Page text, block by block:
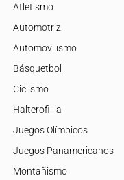
Atletismo
Automotriz
Automovilismo
Básquetbol
Ciclismo
Halterofillia
Juegos Olímpicos
Juegos Panamericanos
Montañismo